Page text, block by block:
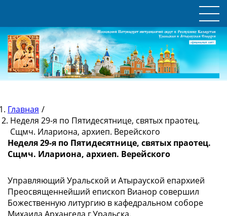
Главная /
Неделя 29-я по Пятидесятнице, святых праотец.
Сщмч. Илариона, архиеп. Верейского
Неделя 29-я по Пятидесятнице, святых праотец.
Сщмч. Илариона, архиеп. Верейского
Управляющий Уральской и Атырауской епархией
Преосвященнейший епископ Вианор совершил
Божественную литургию в кафедральном соборе